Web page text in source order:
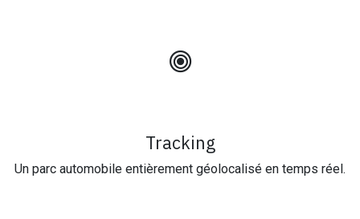
Tracking
Un parc automobile entièrement géolocalisé en temps réel.